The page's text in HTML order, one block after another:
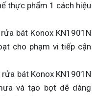
thực phẩm 1 cách hiệu
bát Konox KN1901N
cho phạm vi tiếp cận
bát Konox KN1901N
và tạo bọt dễ dàng